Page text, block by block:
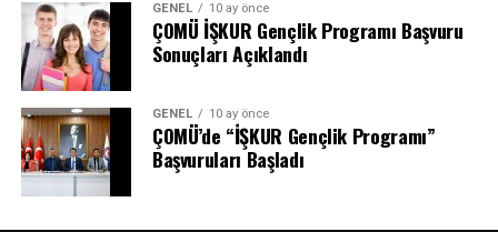
GENEL 10 ay önce
ÇOMÜ İŞKUR Gençlik Programı Başvuru
Sonuçları Açıklandı
GENEL 10 ay önce
ÇOMÜ’de “İŞKUR Gençlik Programı”
Başvuruları Başladı